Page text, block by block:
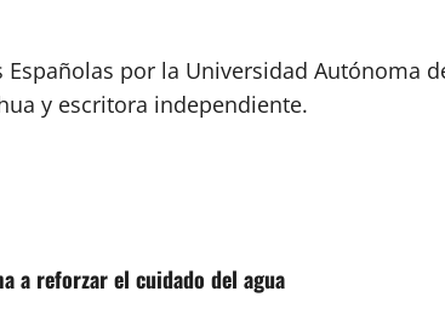
por la Universidad Autónoma
y escritora independiente.
a reforzar el cuidado del agua